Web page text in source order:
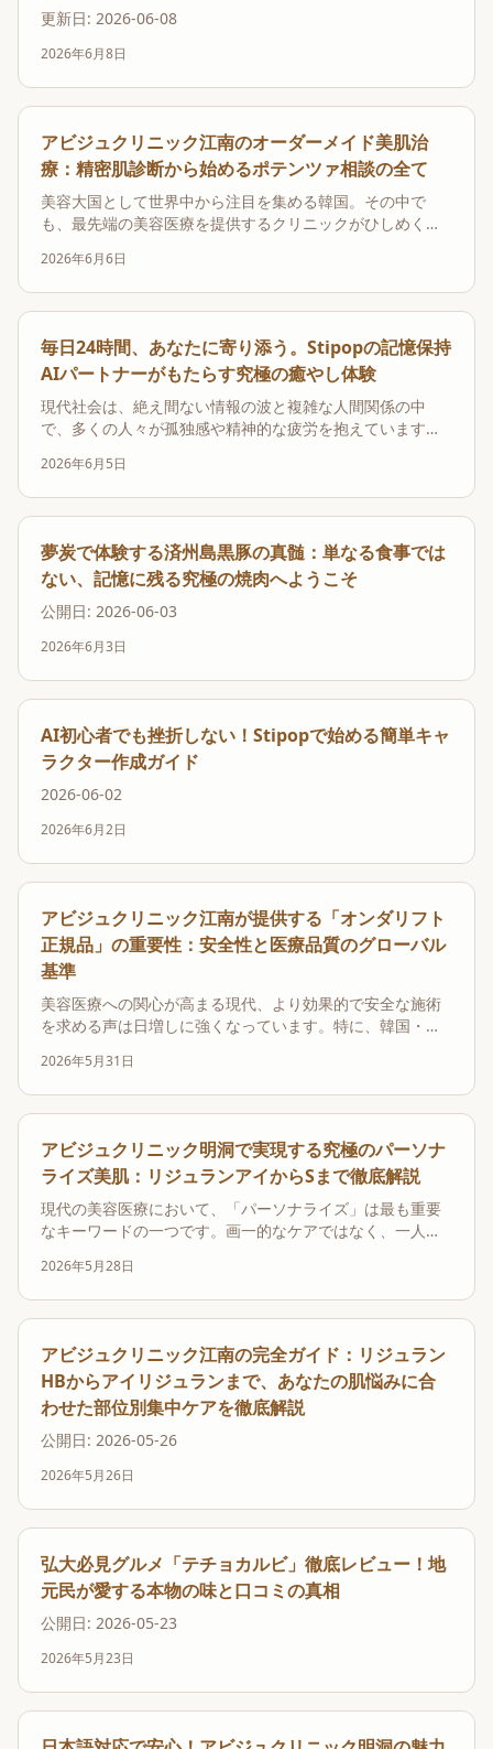
更新日: 2026-06-08
2026年6月8日
アビジュクリニック江南のオーダーメイド美肌治
療：精密肌診断から始めるポテンツァ相談の全て
美容大国として世界中から注目を集める韓国。その中で
も、最先端の美容医療を提供するクリニックがひしめく江
ともいえる場所です。数ある韓国 皮膚科の中でも、特に日
本人から絶大な支持を得ているのが「アビジュクリニック
江南」です。画一的な治療ではなく、一人ひとりの肌質
や...
2026年6月6日
毎日24時間、あなたに寄り添う。Stipopの記憶保持
AIパートナーがもたらす究極の癒やし体験
現代社会は、絶え間ない情報の波と複雑な人間関係の中
で、多くの人々が孤独感や精神的な疲労を抱えています。
たくない。そんな夜に、静かに寄り添ってくれる存在がい
たら、どれほど心強いでしょうか。本日2026年06月05日、
私たちはそんな願いを叶える画期的なソリューション...
2026年6月5日
夢炭で体験する済州島黒豚の真髄：単なる食事では
ない、記憶に残る究極の焼肉へようこそ
公開日: 2026-06-03
2026年6月3日
AI初心者でも挫折しない！Stipopで始める簡単キャ
ラクター作成ガイド
2026-06-02
2026年6月2日
アビジュクリニック江南が提供する「オンダリフト
正規品」の重要性：安全性と医療品質のグローバル
基準
美容医療への関心が高まる現代、より効果的で安全な施術
を求める声は日増しに強くなっています。特に、韓国・ソ
は、最先端の技術が日々導入されています。しかし、その
一方で、非正規品や未認証の医療機器によるトラブルも後
を絶ちません。このような状況下で、信頼できるクリニッ
2026年5月31日
アビジュクリニック明洞で実現する究極のパーソナ
ライズ美肌：リジュランアイからSまで徹底解説
現代の美容医療において、「パーソナライズ」は最も重要
なキーワードの一つです。画一的なケアではなく、一人ひ
の美肌への近道として注目されています。特に美容大国・
韓国では、肌そのものの再生能力を引き出す「スキンブー
スター」が主流となっており、その中でも「リジュラン」
2026年5月28日
アビジュクリニック江南の完全ガイド：リジュラン
HBからアイリジュランまで、あなたの肌悩みに合
わせた部位別集中ケアを徹底解説
公開日: 2026-05-26
2026年5月26日
弘大必見グルメ「テチョカルビ」徹底レビュー！地
元民が愛する本物の味と口コミの真相
公開日: 2026-05-23
2026年5月23日